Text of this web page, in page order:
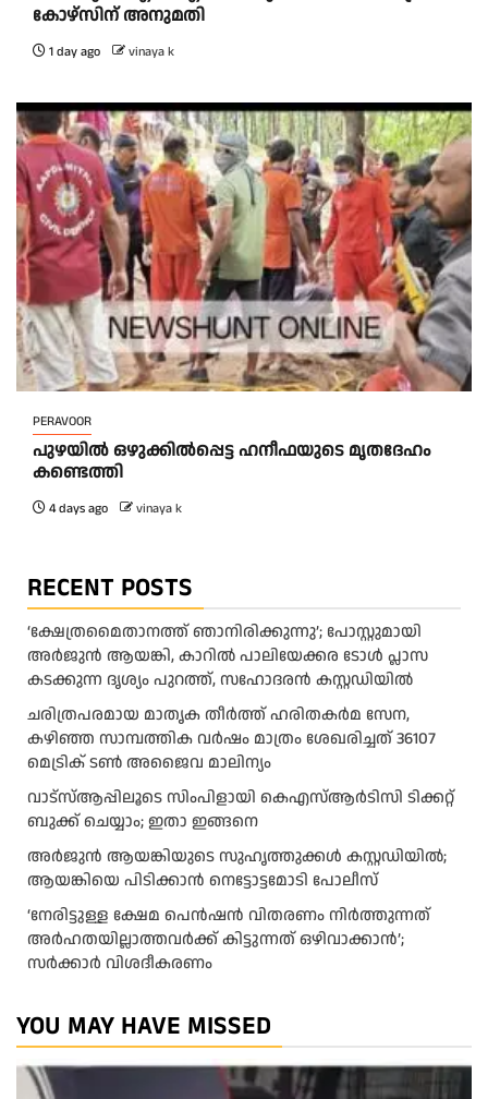
കോഴ്സിന് അനുമതി
1 day ago vinaya k
PERAVOOR
പുഴയിൽ ഒഴുക്കിൽപ്പെട്ട ഹനീഫയുടെ മൃതദേഹം
കണ്ടെത്തി
4 days ago vinaya k
RECENT POSTS
‘ക്ഷേത്രമൈതാനത്ത് ഞാനിരിക്കുന്നു’; പോസ്റ്റുമായി
അർജുൻ ആയങ്കി, കാറിൽ പാലിയേക്കര ടോൾ പ്ലാസ
കടക്കുന്ന ദൃശ്യം പുറത്ത്, സഹോദരൻ കസ്റ്റഡിയിൽ
ചരിത്രപരമായ മാതൃക തീര്‍ത്ത് ഹരിതകര്‍മ സേന,
കഴിഞ്ഞ സാമ്പത്തിക വര്‍ഷം മാത്രം ശേഖരിച്ചത് 36107
മെട്രിക് ടണ്‍ അജൈവ മാലിന്യം
വാട്‌സ്ആപ്പിലൂടെ സിംപിളായി കെഎസ്ആര്‍ടിസി ടിക്കറ്റ്
ബുക്ക് ചെയ്യാം; ഇതാ ഇങ്ങനെ
അർജുൻ ആയങ്കിയുടെ സുഹൃത്തുക്കൾ കസ്റ്റഡിയിൽ;
ആയങ്കിയെ പിടിക്കാൻ നെട്ടോട്ടമോടി പോലീസ്
‘നേരിട്ടുള്ള ക്ഷേമ പെൻഷൻ വിതരണം നി‍‍ർത്തുന്നത്
അർഹതയില്ലാത്തവർക്ക് കിട്ടുന്നത് ഒഴിവാക്കാൻ’;
സർക്കാ‍ർ വിശദീകരണം
YOU MAY HAVE MISSED